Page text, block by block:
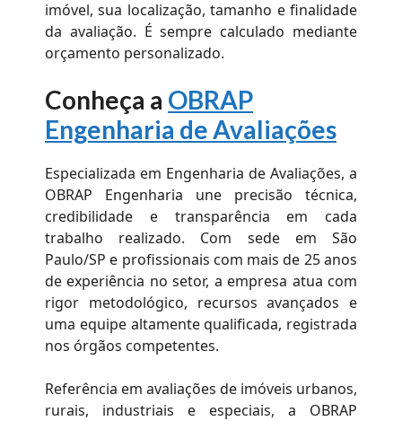
imóvel, sua localização, tamanho e finalidade
da avaliação. É sempre calculado mediante
orçamento personalizado.
Conheça a OBRAP
Engenharia de Avaliações
Especializada em Engenharia de Avaliações, a
OBRAP Engenharia une precisão técnica,
credibilidade e transparência em cada
trabalho realizado. Com sede em São
Paulo/SP e profissionais com mais de 25 anos
de experiência no setor, a empresa atua com
rigor metodológico, recursos avançados e
uma equipe altamente qualificada, registrada
nos órgãos competentes.
Referência em avaliações de imóveis urbanos,
rurais, industriais e especiais, a OBRAP